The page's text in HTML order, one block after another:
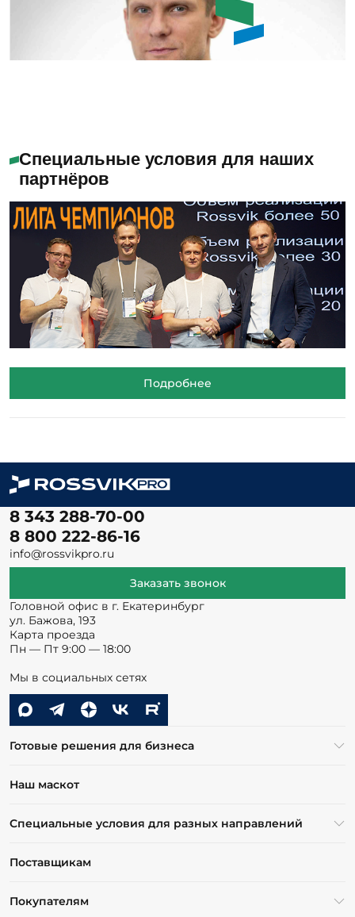
Помогу с выбором
Специальные условия для наших
партнёров
Подробнее
8 343 288-70-00
8 800 222-86-16
info@rossvikpro.ru
Заказать звонок
Головной офис в г. Екатеринбург
ул. Бажова, 193
Карта проезда
Пн — Пт 9:00 — 18:00
Мы в социальных сетях
Готовые решения для бизнеса
Наш маскот
Специальные условия для разных направлений
Поставщикам
Покупателям